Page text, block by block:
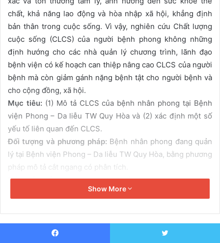
i
l
chất, khả năng lao động và hòa nhập xã hội, khẳng định
bản thân trong cuộc sống. Vì vậy, nghiên cứu Chất lượng
cuộc sống (CLCS) của người bệnh phong không những
định hướng cho các nhà quản lý chương trình, lãnh đạo
bệnh viện có kế hoạch can thiệp nâng cao CLCS của người
bệnh mà còn giảm gánh nặng bệnh tật cho người bệnh và
cho cộng đồng, xã hội.
Mục tiêu:(1) Mô tả CLCS của bệnh nhân phong tại Bệnh
viện Phong – Da liễu TW Quy Hòa và (2) xác định một số
yếu tố liên quan đến CLCS.
Đối tượng và phương pháp: Bệnh nhân phong đang quản
lý tại Bệnh viện Phong – Da liễu TW Quy Hòa, bằng phương
pháp mô tả cắt ngang có phân tích.
Kết quả:điểm trung bình CLCS của bệnh nhân phong tại
Bệnh viện Phong – Da liễu TW Quy Hòa là 61,5±8,5 điểm
Quan hệ xã hội 14,5±1,9 điểm, sức khỏe thể chất (12,4±2,2
Show More